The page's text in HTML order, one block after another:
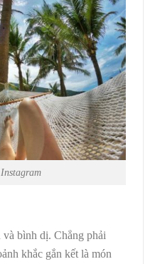
bình dị. Chẳng phải
khắc gắn kết là món